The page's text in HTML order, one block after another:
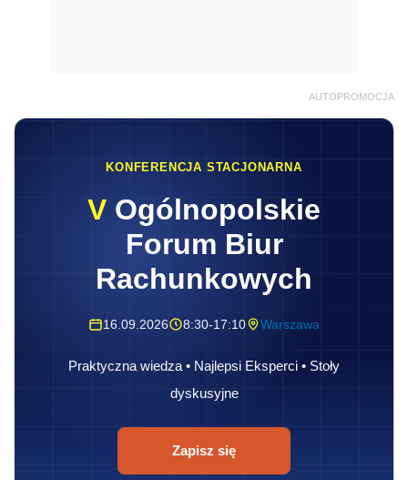
AUTOPROMOCJA
KONFERENCJA STACJONARNA
V Ogólnopolskie
Forum Biur
Rachunkowych
16.09.2026 8:30-17:10 Warszawa
Praktyczna wiedza • Najlepsi Eksperci • Stoły
dyskusyjne
Zapisz się